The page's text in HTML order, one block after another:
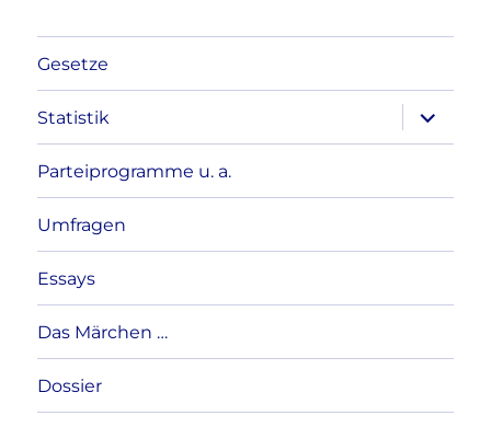
Gesetze
Statistik
anzeigen
Parteiprogramme u. a.
Umfragen
Essays
Das Märchen …
Dossier